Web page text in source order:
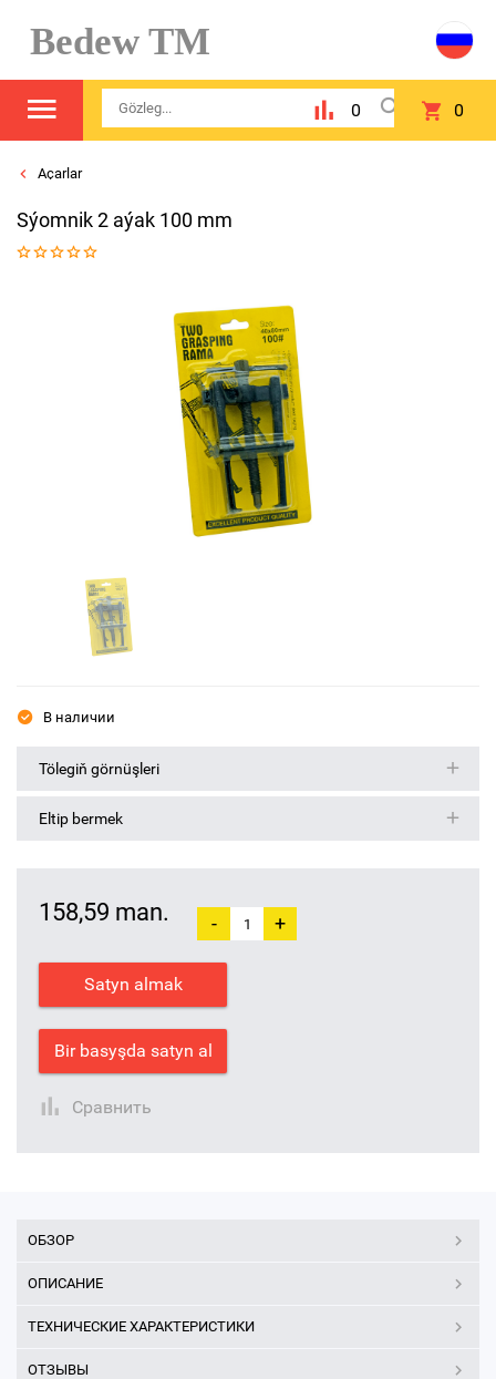
Bedew TM
0 0
Açarlar
Sýomnik 2 aýak 100 mm
В наличии
Tölegiň görnüşleri
Eltip bermek
158,59 man. - +
Satyn almak
Bir basyşda satyn al
Сравнить
ОБЗОР
ОПИСАНИЕ
ТЕХНИЧЕСКИЕ ХАРАКТЕРИСТИКИ
ОТЗЫВЫ